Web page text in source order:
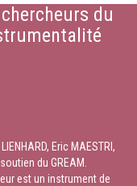
du
Eric MAESTRI,
du GREAM.
est un instrument de